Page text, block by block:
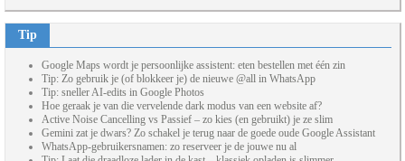
Tip
Google Maps wordt je persoonlijke assistent: eten bestellen met één zin
Tip: Zo gebruik je (of blokkeer je) de nieuwe @all in WhatsApp
Tip: sneller AI-edits in Google Photos
Hoe geraak je van die vervelende dark modus van een website af?
Active Noise Cancelling vs Passief – zo kies (en gebruikt) je ze slim
Gemini zat je dwars? Zo schakel je terug naar de goede oude Google Assistant
WhatsApp-gebruikersnamen: zo reserveer je de jouwe nu al